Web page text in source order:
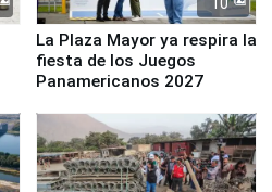
La Plaza Mayor ya respira la
fiesta de los Juegos
Panamericanos 2027